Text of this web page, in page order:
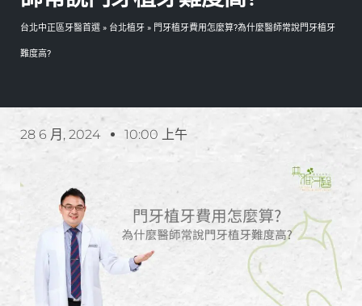
台北中正區牙醫首選 » 台北植牙 » 門牙植牙費用怎麼算?為什麼醫師常說門牙植牙
難度高?
28 6 月, 2024 10:00 上午